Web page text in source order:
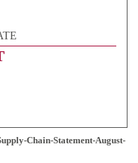
Chain-Statement-August-